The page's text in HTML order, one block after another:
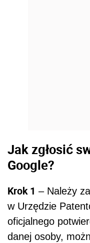
Jak zgłosić
Google?
Krok 1 – Należy
w Urzędzie
oficjalnego
danej osoby,